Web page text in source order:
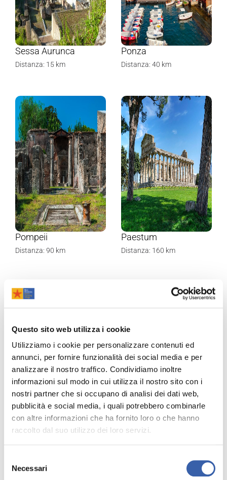
Questo sito web utilizza i cookie
Utilizziamo i cookie per personalizzare contenuti ed
annunci, per fornire funzionalità dei social media e per
analizzare il nostro traffico. Condividiamo inoltre
informazioni sul modo in cui utilizza il nostro sito con i
nostri partner che si occupano di analisi dei dati web,
pubblicità e social media, i quali potrebbero combinarle
con altre informazioni che ha fornito loro o che hanno
raccolto dal suo utilizzo dei loro servizi.
delNecessari
Sessa Aurunca
Distanza: 15 km
Ponza
Distanza: 40 km
Pompeii
Distanza: 90 km
Paestum
Distanza: 160 km
Naples Monte Cassino